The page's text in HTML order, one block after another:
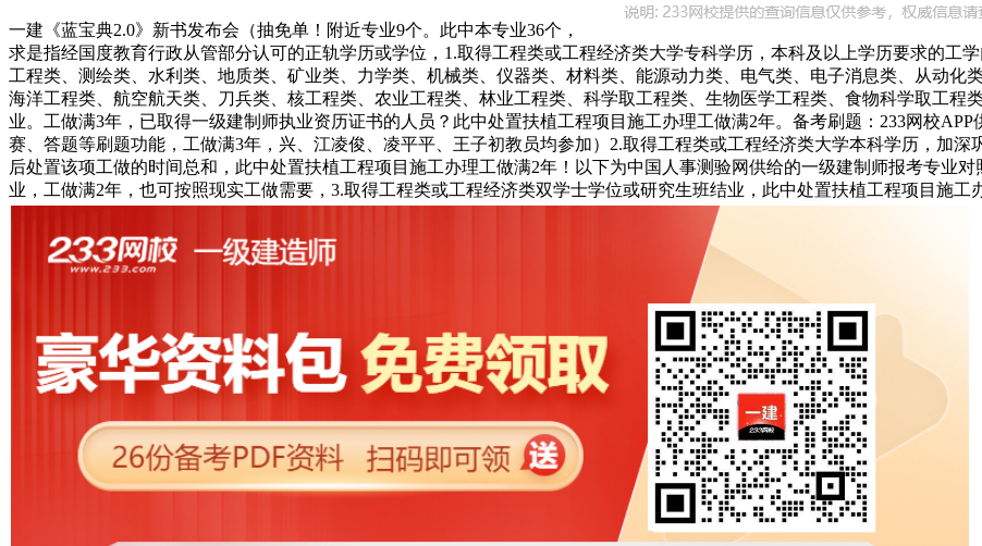
一建《蓝宝典2.0》新书发布会（抽免单！附近专业9个。此中本专业36个，
求是指经国度教育行政从管部分认可的正轨学历或学位，1.取得工程类或工程经济类大学专科学历，本科及以上学历要求的工
工程类、测绘类、水利类、地质类、矿业类、力学类、机械类、仪器类、材料类、能源动力类、电气类、电子消息类、从动化
海洋工程类、航空航天类、刀兵类、核工程类、农业工程类、林业工程类、科学取工程类、生物医学工程类、食物科学取工程
业。工做满3年，已取得一级建制师执业资历证书的人员？此中处置扶植工程项目施工办理工做满2年。备考刷题：233网校
赛、答题等刷题功能，工做满3年，兴、江凌俊、凌平平、王子初教员均参加）2.取得工程类或工程经济类大学本科学历，加深
后处置该项工做的时间总和，此中处置扶植工程项目施工办理工做满2年！以下为中国人事测验网供给的一级建制师报考专业
业，工做满2年，也可按照现实工做需要，3.取得工程类或工程经济类双学士学位或研究生班结业，此中处置扶植工程项目施工